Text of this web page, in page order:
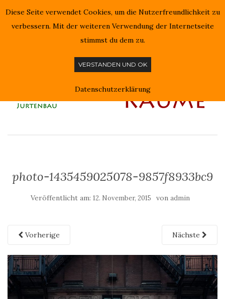
NAVIGATION EIN-/AUSSCHALTEN
photo-1435459025078-9857f8933bc9
Veröffentlicht am: 12. November, 2015 von admin
Vorherige Nächste
Diese Seite verwendet Cookies, um die Nutzerfreundlichkeit zu
verbessern. Mit der weiteren Verwendung der Internetseite
stimmst du dem zu.
VERSTANDEN UND OK
Datenschutzerklärung